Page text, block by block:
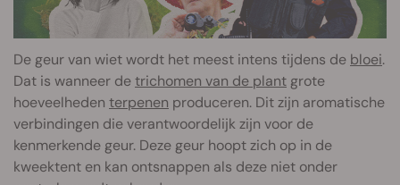
De geur van wiet wordt het meest intens tijdens de bloei.
Dat is wanneer detrichomen van de plant grote
hoeveelheden terpenen produceren. Dit zijn aromatische
verbindingen die verantwoordelijk zijn voor de
kenmerkende geur. Deze geur hoopt zich op in de
kweektent en kan ontsnappen als deze niet onder